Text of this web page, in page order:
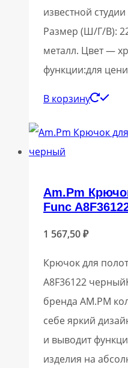
известной
Размер (Ш/Г/В):
металл. Цвет —
функции:для
В корзину
Am.Pm
Func
1 567,50₽
Крючок для
A8F36122
бренда AM.PM
себе яркий
и выводит
изделия на